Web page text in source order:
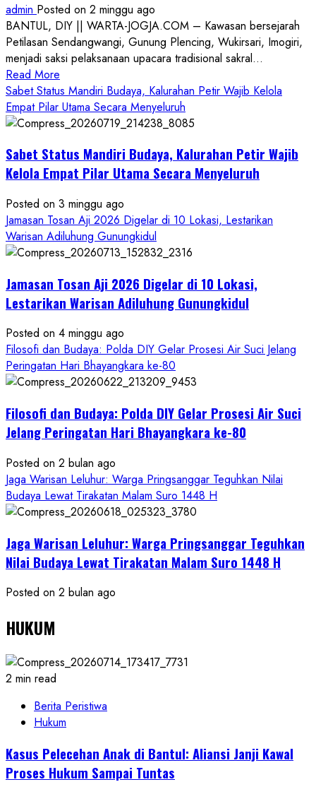
admin Posted on 2 minggu ago
BANTUL, DIY || WARTA-JOGJA.COM – Kawasan bersejarah
Petilasan Sendangwangi, Gunung Plencing, Wukirsari, Imogiri,
menjadi saksi pelaksanaan upacara tradisional sakral...
Read More
more
about
Dihadiri
Nasional,
Ruwatan
Petilasan
Sendangwangi
Mohon
Restu
Hayuning
Bawono
Sabet Status Mandiri Budaya, Kalurahan Petir Wajib Kelola
Empat Pilar Utama Secara Menyeluruh
Sabet Status Mandiri Budaya, Kalurahan Petir Wajib
Kelola Empat Pilar Utama Secara Menyeluruh
Posted on 3 minggu ago
Jamasan Tosan Aji 2026 Digelar di 10 Lokasi, Lestarikan
Warisan Adiluhung Gunungkidul
Jamasan Tosan Aji 2026 Digelar di 10 Lokasi,
Lestarikan Warisan Adiluhung Gunungkidul
Posted on 4 minggu ago
Filosofi dan Budaya: Polda DIY Gelar Prosesi Air Suci Jelang
Peringatan Hari Bhayangkara ke-80
Filosofi dan Budaya: Polda DIY Gelar Prosesi Air Suci
Jelang Peringatan Hari Bhayangkara ke-80
Posted on 2 bulan ago
Jaga Warisan Leluhur: Warga Pringsanggar Teguhkan Nilai
Budaya Lewat Tirakatan Malam Suro 1448 H
Jaga Warisan Leluhur: Warga Pringsanggar Teguhkan
Nilai Budaya Lewat Tirakatan Malam Suro 1448 H
Posted on 2 bulan ago
HUKUM
2 min read
Berita Peristiwa
Hukum
Kasus Pelecehan Anak di Bantul: Aliansi Janji Kawal
Proses Hukum Sampai Tuntas